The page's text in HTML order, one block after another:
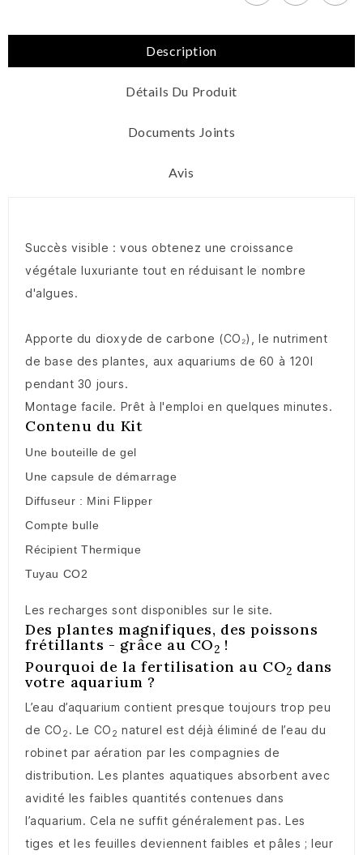
Description
Détails Du Produit
Documents Joints
Avis
Succès visible : vous obtenez une croissance
végétale luxuriante tout en réduisant le nombre
d'algues.
Apporte du dioxyde de carbone (CO₂), le nutriment
de base des plantes, aux aquariums de 60 à 120l
pendant 30 jours.
Montage facile. Prêt à l'emploi en quelques minutes.
Contenu du Kit
Une bouteille de gel
Une capsule de démarrage
Diffuseur : Mini Flipper
Compte bulle
Récipient Thermique
Tuyau CO2
Les recharges sont disponibles sur le site.
Des plantes magnifiques, des poissons
frétillants - grâce au CO2 !
Pourquoi de la fertilisation au CO2 dans
votre aquarium ?
L’eau d’aquarium contient presque toujours trop peu
de CO 2 . Le CO 2 naturel est déjà éliminé de l’eau du
robinet par aération par les compagnies de
distribution. Les plantes aquatiques absorbent avec
avidité les faibles quantités contenues dans
l’aquarium. Cela ne suffit généralement pas. Les
tiges et les feuilles deviennent faibles et pâles ; leur